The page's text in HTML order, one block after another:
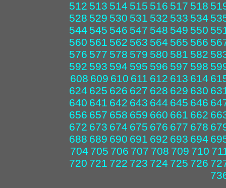
512 513 514 515 516 517 518
528 529 530 531 532 533 534
544 545 546 547 548 549 550
560 561 562 563 564 565 566
576 577 578 579 580 581 582
592 593 594 595 596 597 598
608 609 610 611 612 613 614
624 625 626 627 628 629 630
640 641 642 643 644 645 646
656 657 658 659 660 661 662
672 673 674 675 676 677 678
688 689 690 691 692 693 694
704 705 706 707 708 709 710
720 721 722 723 724 725 726